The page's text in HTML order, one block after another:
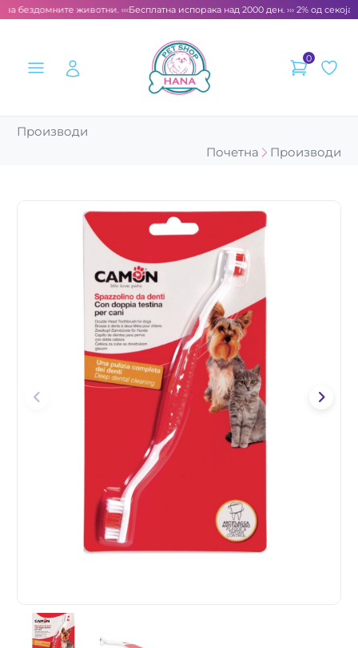
бездомните животни. ‹‹‹Бесплатна испорака над 2000 ден. ››› 2% од секоја
0
Производи
Почетна
Производи